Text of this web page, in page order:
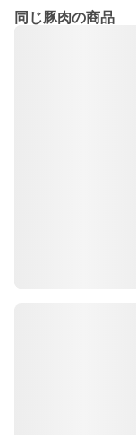
同じ豚肉の商品